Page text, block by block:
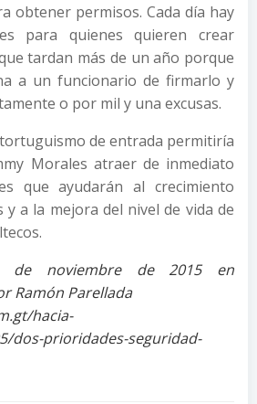
obtener permisos. Cada día hay
para quienes quieren crear
tardan más de un año porque
a un funcionario de firmarlo y
o por mil y una excusas.
de entrada permitiría
Morales atraer de inmediato
que ayudarán al crecimiento
y a la mejora del nivel de vida de
de noviembre de 2015 en
Ramón Parellada
hacia-
dos-prioridades-seguridad-